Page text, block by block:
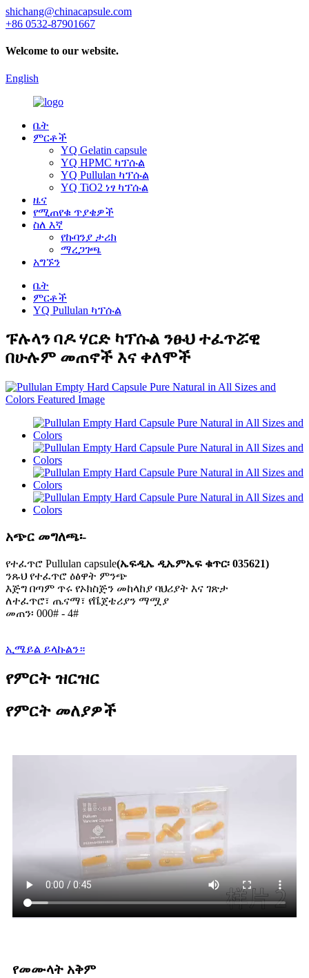
shichang@chinacapsule.com
+86 0532-87901667
Welcome to our website.
English
ቤት
ምርቶች
YQ Gelatin capsule
YQ HPMC ካፕሱል
YQ Pullulan ካፕሱል
YQ TiO2 ነፃ ካፕሱል
ዜና
የሚጠየቁ ጥያቄዎች
ስለ እኛ
የኩባንያ ታሪክ
ማረጋገጫ
አግኙን
ቤት
ምርቶች
YQ Pullulan ካፕሱል
ፑሉላን ባዶ ሃርድ ካፕሱል ንፁህ ተፈጥሯዊ
በሁሉም መጠኖች እና ቀለሞች
አጭር መግለጫ፡-
የተፈጥሮ Pullulan capsule(ኤፍዲኤ ዲኤምኤፍ ቁጥር፡ 035621)
ንጹህ የተፈጥሮ ዕፅዋት ምንጭ
እጅግ በጣም ጥሩ የኦክስጅን መከላከያ ባህሪያት እና ገጽታ
ለተፈጥሮ፣ ጤናማ፣ የቬጀቴሪያን ማሟያ
መጠን፡ 000# - 4#
ኢሜይል ይላኩልን።
የምርት ዝርዝር
የምርት መለያዎች
የመሙላት አቅም